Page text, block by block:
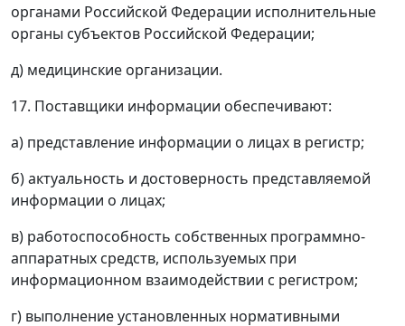
органами Российской Федерации исполнительные
органы субъектов Российской Федерации;
д) медицинские организации.
17. Поставщики информации обеспечивают:
а) представление информации о лицах в регистр;
б) актуальность и достоверность представляемой
информации о лицах;
в) работоспособность собственных программно-
аппаратных средств, используемых при
информационном взаимодействии с регистром;
г) выполнение установленных нормативными